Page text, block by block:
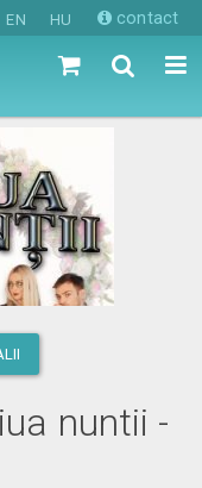
EN HU contact
nuntii -